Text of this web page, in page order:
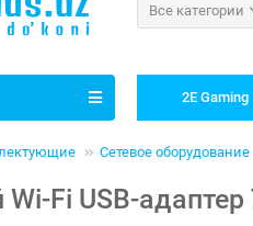
Все категории
2E Gaming
Сетевое оборудование
Fi USB-